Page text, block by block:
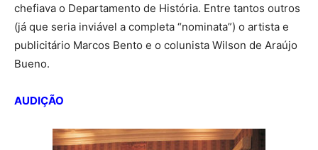
chefiava o Departamento de História. Entre tantos outros
(já que seria inviável a completa “nominata”) o artista e
publicitário Marcos Bento e o colunista Wilson de Araújo
Bueno.
AUDIÇÃO